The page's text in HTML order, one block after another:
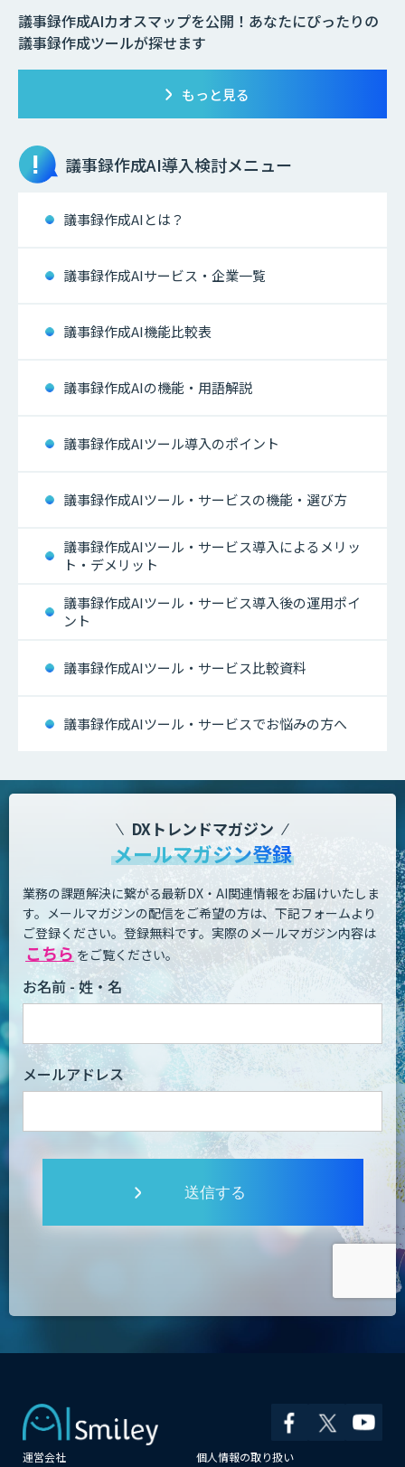
議事録作成AIカオスマップを公開！あなたにぴったりの
議事録作成ツールが探せます
もっと見る
議事録作成AI導入検討メニュー
議事録作成AIとは？
議事録作成AIサービス・企業一覧
議事録作成AI機能比較表
議事録作成AIの機能・用語解説
議事録作成AIツール導入のポイント
議事録作成AIツール・サービスの機能・選び方
議事録作成AIツール・サービス導入によるメリッ
ト・デメリット
議事録作成AIツール・サービス導入後の運用ポイ
ント
議事録作成AIツール・サービス比較資料
議事録作成AIツール・サービスでお悩みの方へ
DXトレンドマガジン
メールマガジン登録
業務の課題解決に繋がる最新DX・AI関連情報をお届けいたしま
す。 メールマガジンの配信をご希望の方は、下記フォームより
ご登録ください。登録無料です。 実際のメールマガジン内容は
こちら をご覧ください。
お名前 - 姓・名
メールアドレス
送信する
運営会社 個人情報の取り扱い